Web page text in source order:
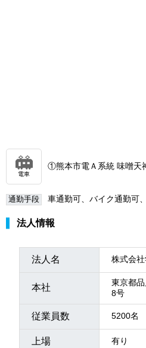
電車
①熊本市電Ａ系統 味噌天
通勤手段 車通勤可、バイク通勤可
法人情報
法人名 株式会
本社
東京都
8号
従業員数 5200名
上場 有り